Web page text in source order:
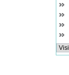
HDPE...